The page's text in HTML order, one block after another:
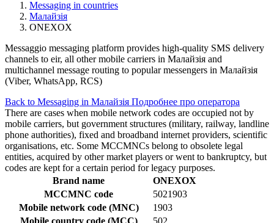
Messaging in countries
Малайзія
ONEXOX
Messaggio messaging platform provides high-quality SMS delivery
channels to eir, all other mobile carriers in Малайзія and
multichannel message routing to popular messengers in Малайзія
(Viber, WhatsApp, RCS)
Back to Messaging in Малайзія Подробнее про оператора
There are cases when mobile network codes are occupied not by
mobile carriers, but government structures (military, railway, landline
phone authorities), fixed and broadband internet providers, scientific
organisations, etc. Some MCCMNCs belong to obsolete legal
entities, acquired by other market players or went to bankruptcy, but
codes are kept for a certain period for legacy purposes.
Brand name
ONEXOX
MCCMNC code
5021903
Mobile network code (MNC)
1903
Mobile country code (MCC)
502